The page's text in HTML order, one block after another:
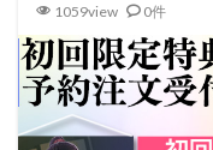
1059view
0件